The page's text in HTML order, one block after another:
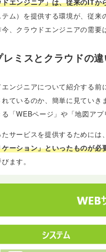
テム）を提供する環境が、従
今、クラウドエンジニアの需要
レミスとクラウドの
ンジニアについて紹介する前
れているのか、簡単に見てい
「WEBページ」や「地図ア
たサービスを提供するためには
ーション」といったものが必
ます。